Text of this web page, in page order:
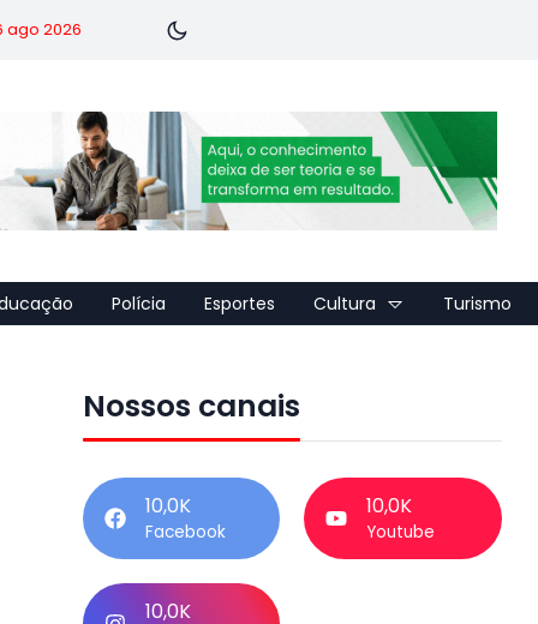
ago 2026
Polícia Esportes Cultura Turismo
Nossos canais
10,0K
Facebook
10,0K
Youtube
10,0K